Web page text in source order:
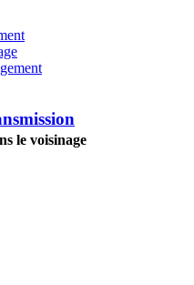
le voisinage